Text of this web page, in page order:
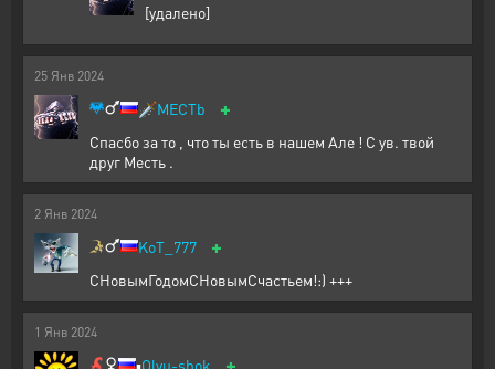
[удалено]
25 Янв 2024
🗡️MECTb +
Спасбо за то , что ты есть в нашем Але ! С ув. твой
друг Месть .
2 Янв 2024
KoT_777 +
СНовымГодомСНовымСчастьем!:) +++
1 Янв 2024
▪️Olyu-shok +